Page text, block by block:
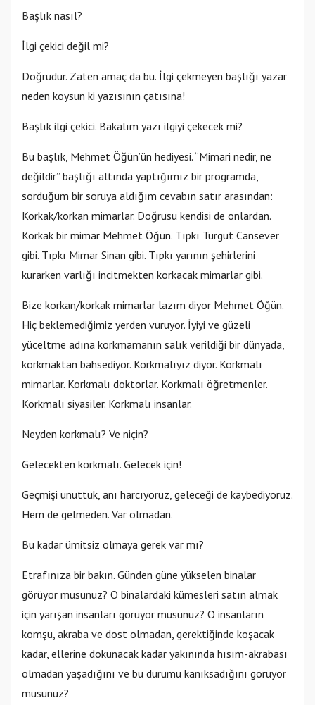
Başlık nasıl?
İlgi çekici değil mi?
Doğrudur. Zaten amaç da bu. İlgi çekmeyen başlığı yazar
neden koysun ki yazısının çatısına!
Başlık ilgi çekici. Bakalım yazı ilgiyi çekecek mi?
Bu başlık, Mehmet Öğün’ün hediyesi. “Mimari nedir, ne
değildir” başlığı altında yaptığımız bir programda,
sorduğum bir soruya aldığım cevabın satır arasından:
Korkak/korkan mimarlar. Doğrusu kendisi de onlardan.
Korkak bir mimar Mehmet Öğün. Tıpkı Turgut Cansever
gibi. Tıpkı Mimar Sinan gibi. Tıpkı yarının şehirlerini
kurarken varlığı incitmekten korkacak mimarlar gibi.
Bize korkan/korkak mimarlar lazım diyor Mehmet Öğün.
Hiç beklemediğimiz yerden vuruyor. İyiyi ve güzeli
yüceltme adına korkmamanın salık verildiği bir dünyada,
korkmaktan bahsediyor. Korkmalıyız diyor. Korkmalı
mimarlar. Korkmalı doktorlar. Korkmalı öğretmenler.
Korkmalı siyasiler. Korkmalı insanlar.
Neyden korkmalı? Ve niçin?
Gelecekten korkmalı. Gelecek için!
Geçmişi unuttuk, anı harcıyoruz, geleceği de kaybediyoruz.
Hem de gelmeden. Var olmadan.
Bu kadar ümitsiz olmaya gerek var mı?
Etrafınıza bir bakın. Günden güne yükselen binalar
görüyor musunuz? O binalardaki kümesleri satın almak
için yarışan insanları görüyor musunuz? O insanların
komşu, akraba ve dost olmadan, gerektiğinde koşacak
kadar, ellerine dokunacak kadar yakınında hısım-akrabası
olmadan yaşadığını ve bu durumu kanıksadığını görüyor
musunuz?